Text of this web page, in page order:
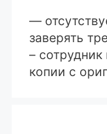
—
заверять
–
копии с